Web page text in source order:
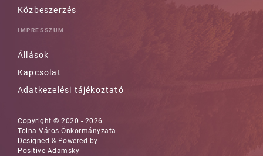
Közbeszerzés
IMPRESSZUM
Állások
Kapcsolat
Adatkezelési tájékoztató
Copyright © 2020 - 2026
Tolna Város Önkormányzata
Designed & Powered by
Positive Adamsky